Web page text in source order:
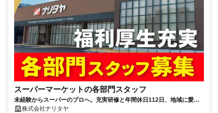
スーパーマーケットの各部門スタッフ
未経験からスーパーのプロへ。充実研修と年間休日112日、地域に愛さ
れるナリタヤで安定したキャリアを！
株式会社ナリタヤ